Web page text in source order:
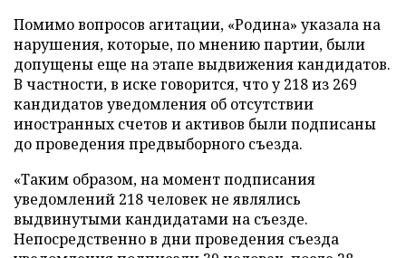
Помимо вопросов агитации, «Родина» указала на
нарушения, которые, по мнению партии, были
допущены еще на этапе выдвижения кандидатов.
В частности, в иске говорится, что у 218 из 269
кандидатов уведомления об отсутствии
иностранных счетов и активов были подписаны
до проведения предвыборного съезда.
«Таким образом, на момент подписания
уведомлений 218 человек не являлись
выдвинутыми кандидатами на съезде.
Непосредственно в дни проведения съезда